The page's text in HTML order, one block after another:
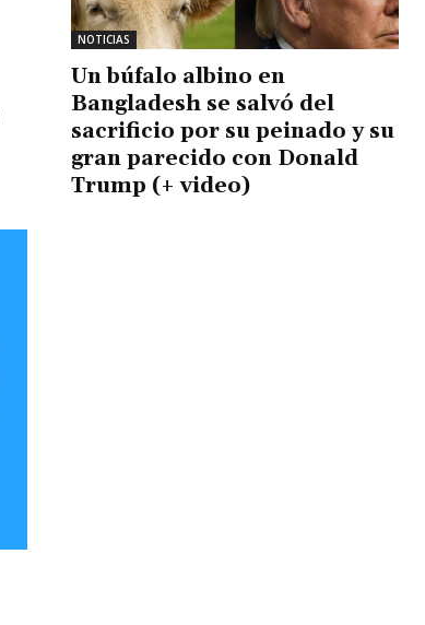
NOTICIAS
Un búfalo albino en
Bangladesh se salvó del
sacrificio por su peinado y su
gran parecido con Donald
Trump (+ video)